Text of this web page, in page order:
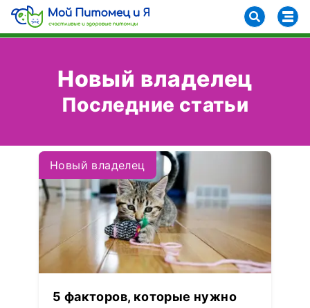
Новый владелец
Последние статьи
Новый владелец
5 факторов, которые нужно